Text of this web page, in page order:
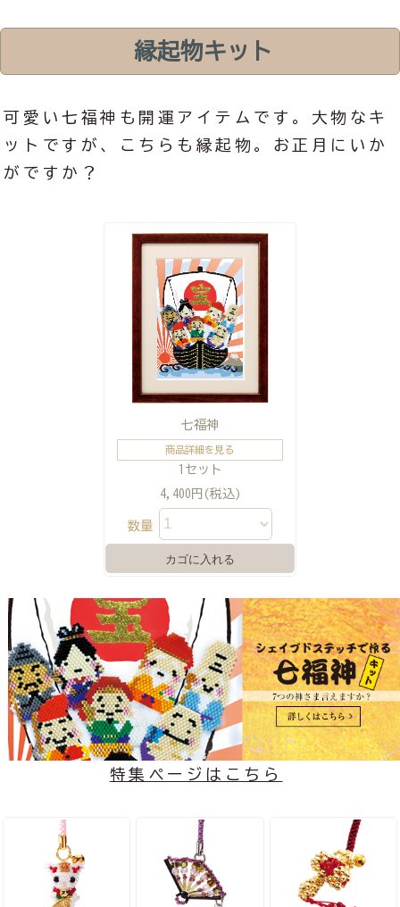
縁起物キット
可愛い七福神も開運アイテムです。大物なキ
ットですが、こちらも縁起物。お正月にいか
がですか？
七福神
商品詳細を見る
1セット
4,400円(税込)
数量
特集ページはこちら